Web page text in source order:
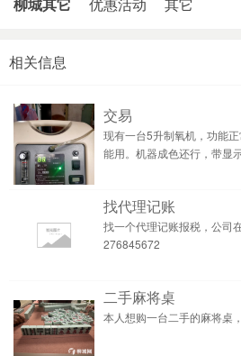
相关信息
交易
现有一台5升制氧机，功能
能用。机器成色还行，带显
找代理记账
找一个代理记账报税，公司
276845672
二手麻将桌
本人想购一台二手的麻将桌